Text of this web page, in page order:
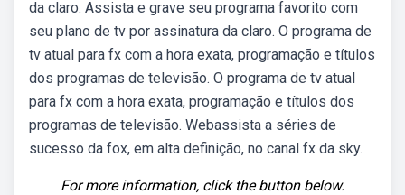
da claro. Assista e grave seu programa favorito com
seu plano de tv por assinatura da claro. O programa de
tv atual para fx com a hora exata, programação e títulos
dos programas de televisão. O programa de tv atual
para fx com a hora exata, programação e títulos dos
programas de televisão. Webassista a séries de
sucesso da fox, em alta definição, no canal fx da sky.
For more information, click the button below.